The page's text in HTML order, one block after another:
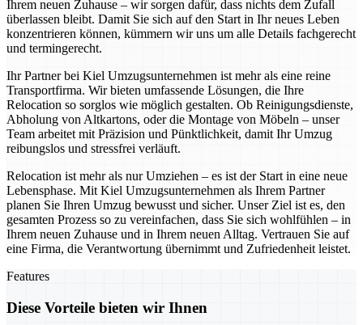
Ihrem neuen Zuhause – wir sorgen dafür, dass nichts dem Zufall
überlassen bleibt. Damit Sie sich auf den Start in Ihr neues Leben
konzentrieren können, kümmern wir uns um alle Details fachgerecht
und termingerecht.
Ihr Partner bei Kiel Umzugsunternehmen ist mehr als eine reine
Transportfirma. Wir bieten umfassende Lösungen, die Ihre
Relocation so sorglos wie möglich gestalten. Ob Reinigungsdienste,
Abholung von Altkartons, oder die Montage von Möbeln – unser
Team arbeitet mit Präzision und Pünktlichkeit, damit Ihr Umzug
reibungslos und stressfrei verläuft.
Relocation ist mehr als nur Umziehen – es ist der Start in eine neue
Lebensphase. Mit Kiel Umzugsunternehmen als Ihrem Partner
planen Sie Ihren Umzug bewusst und sicher. Unser Ziel ist es, den
gesamten Prozess so zu vereinfachen, dass Sie sich wohlfühlen – in
Ihrem neuen Zuhause und in Ihrem neuen Alltag. Vertrauen Sie auf
eine Firma, die Verantwortung übernimmt und Zufriedenheit leistet.
Features
Diese Vorteile bieten wir Ihnen